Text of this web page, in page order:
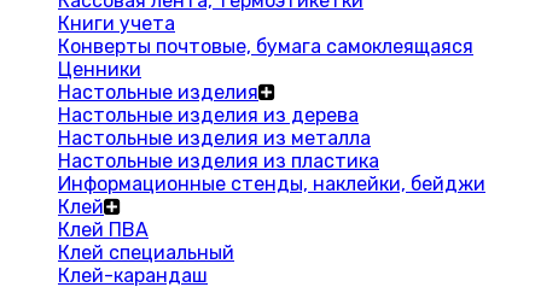
Книги учета
Конверты почтовые, бумага самоклеящаяся
Ценники
Настольные изделия
Настольные изделия из дерева
Настольные изделия из металла
Настольные изделия из пластика
Информационные стенды, наклейки, бейджи
Клей
Клей ПВА
Клей специальный
Клей-карандаш